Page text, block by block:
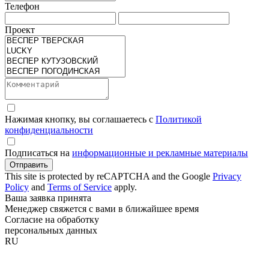
Телефон
Проект
Нажимая кнопку, вы соглашаетесь с Политикой
конфиденциальности
Подписаться на информационные и рекламные материалы
Отправить
This site is protected by reCAPTCHA and the Google Privacy
Policy and Terms of Service apply.
Ваша заявка принята
Менеджер свяжется с вами в ближайшее время
Согласие на обработку
персональных данных
RU